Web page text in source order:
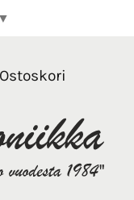
▼
Ostoskori